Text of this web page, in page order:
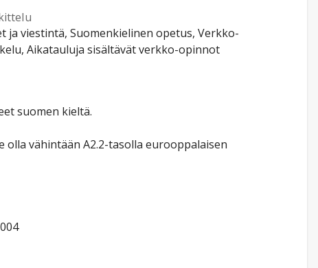
ja viestintä, Suomenkielinen opetus, Verkko-
Aikatauluja sisältävät verkko-opinnot
suomen kieltä.
olla vähintään A2.2-tasolla eurooppalaisen